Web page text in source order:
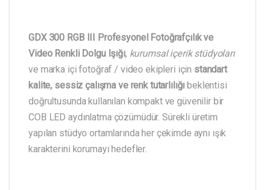
GDX 300 RGB III Profesyonel Fotoğrafçılık ve
Video Renkli Dolgu Işığı, kurumsal içerik stüdyoları
ve marka içi fotoğraf / video ekipleri için standart
kalite, sessiz çalışma ve renk tutarlılığı beklentisi
doğrultusunda kullanılan kompakt ve güvenilir bir
COB LED aydınlatma çözümüdür. Sürekli üretim
yapılan stüdyo ortamlarında her çekimde aynı ışık
karakterini korumayı hedefler.